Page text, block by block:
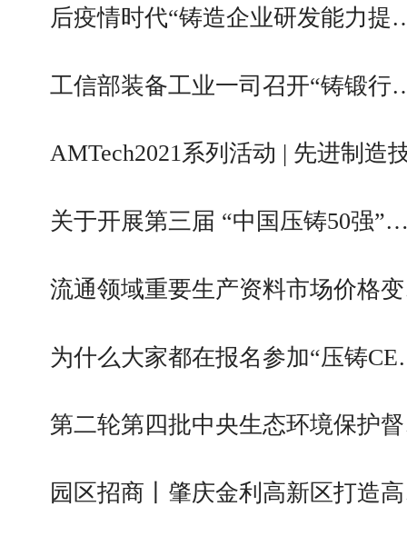
后疫情时代“铸造企业研发能力提
工信部装备工业一司召开“铸锻行
AMTech2021系列活动 | 先进制造
关于开展第三届 “中国压铸50强
流通领域重要生产资料市场价格
为什么大家都在报名参加“压铸
第二轮第四批中央生态环境保护
园区招商丨肇庆金利高新区打造